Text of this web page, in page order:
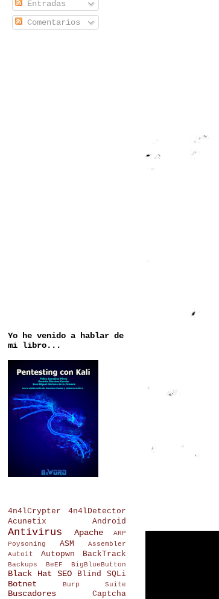
Entradas
Comentarios
Yo he venido a hablar de
mi libro...
4n4lCrypter
4n4lDetector
Acunetix
Android
Antivirus Apache
ARP
Poysoning
ASM
Assembler
Autoit
Autopwn BackTrack
Backups BeEF BigBlueButton
Black Hat SEO Blind SQLi
Botnet Burp Suite
Buscadores
Captcha